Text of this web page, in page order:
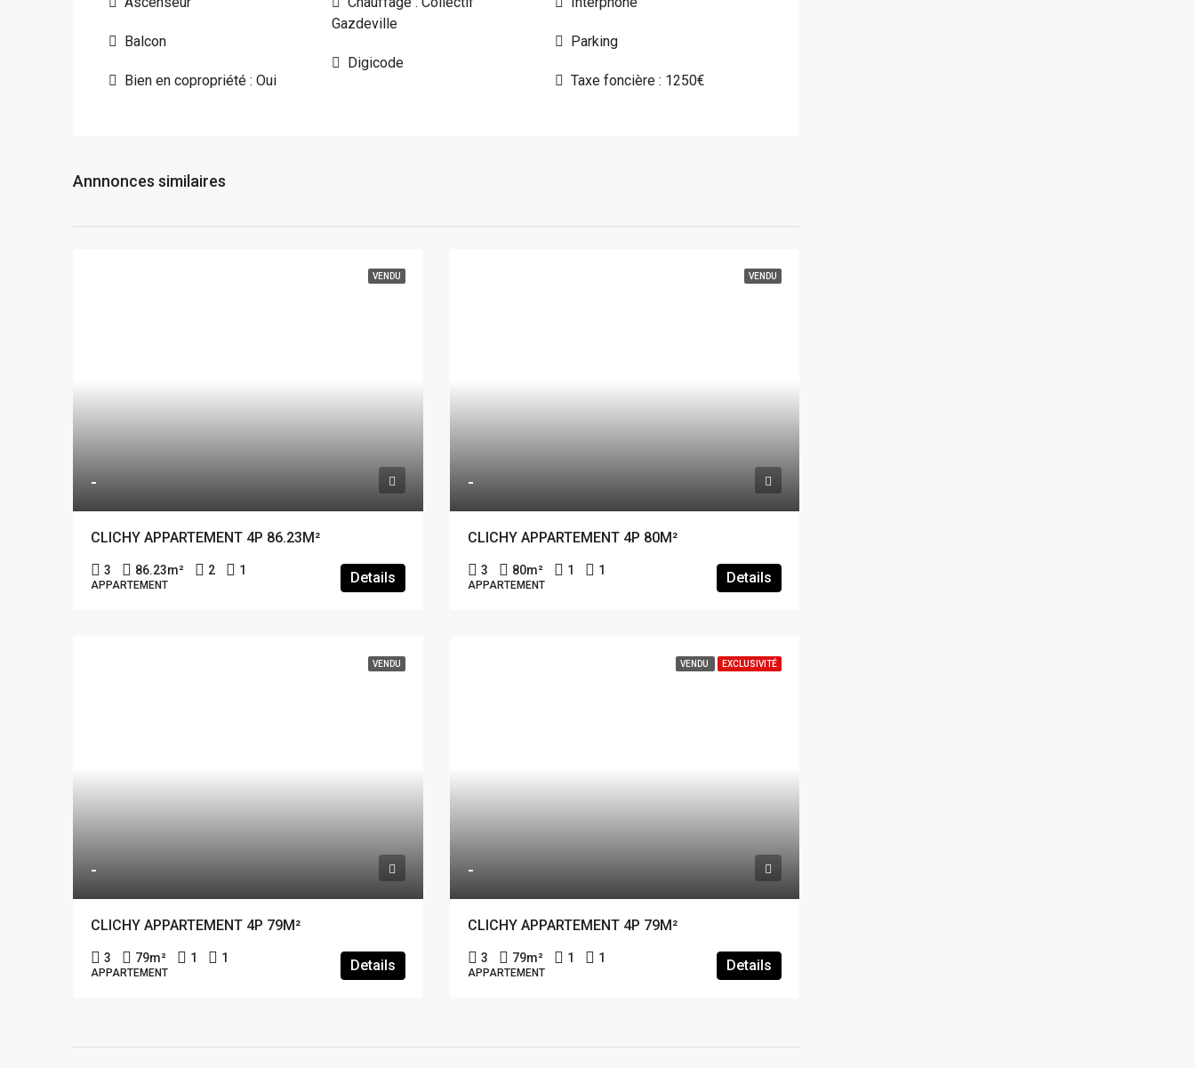
Balcon
Bien en copropriété : Oui
Gazdeville
Digicode
Parking
Taxe foncière : 1250€
Annnonces similaires
VENDU
-
CLICHY APPARTEMENT 4P 86.23M²
3 86.23m² 2 1
APPARTEMENT Details
VENDU
-
CLICHY APPARTEMENT 4P 80M²
3 80m² 1 1
APPARTEMENT Details
VENDU
-
CLICHY APPARTEMENT 4P 79M²
3 79m² 1 1
APPARTEMENT Details
VENDU EXCLUSIVITÉ
-
CLICHY APPARTEMENT 4P 79M²
3 79m² 1 1
APPARTEMENT Details